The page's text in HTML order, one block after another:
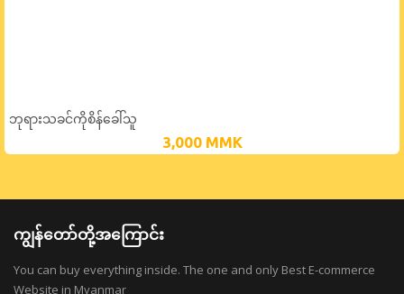
ဘုရားသခင်ကိုစိန်ခေါ်သူ
3,000 MMK
ကျွန်တော်တို့အကြောင်း
You can buy everything inside. The one and only Best E-commerce
Website in Myanmar